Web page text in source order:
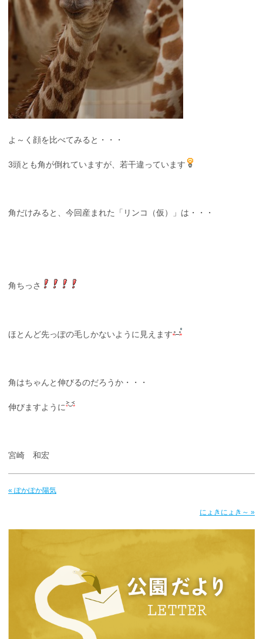
よ～く顔を比べてみると・・・
3頭とも角が倒れていますが、若干違っています
角だけみると、今回産まれた「リンコ（仮）」は・・・
角ちっさ
ほとんど先っぽの毛しかないように見えます
角はちゃんと伸びるのだろうか・・・
伸びますように
宮崎 和宏
« ぽかぽか陽気
にょきにょき～ »